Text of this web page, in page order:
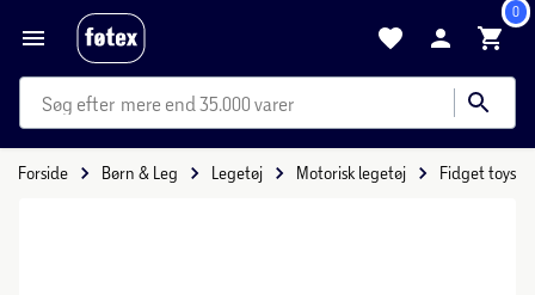
0
mere end 35.000 varer
Forside Børn & Leg Legetøj Motorisk legetøj Fidget toys